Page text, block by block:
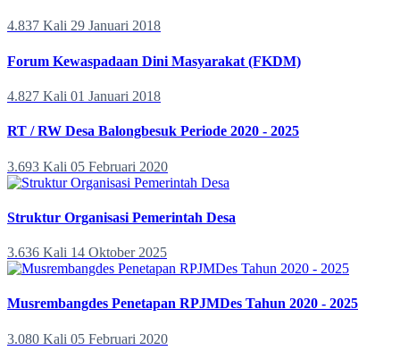
4.837 Kali 29 Januari 2018
Forum Kewaspadaan Dini Masyarakat (FKDM)
4.827 Kali 01 Januari 2018
RT / RW Desa Balongbesuk Periode 2020 - 2025
3.693 Kali 05 Februari 2020
Struktur Organisasi Pemerintah Desa
3.636 Kali 14 Oktober 2025
Musrembangdes Penetapan RPJMDes Tahun 2020 - 2025
3.080 Kali 05 Februari 2020